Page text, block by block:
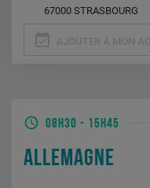
67000 STRASBOURG
08H30 - 15H45
ALLEMAGNE